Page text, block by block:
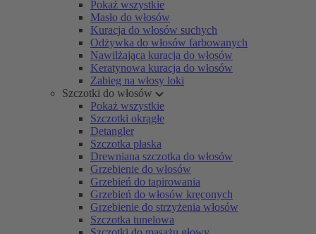
Pokaż wszystkie
Masło do włosów
Kuracja do włosów suchych
Odżywka do włosów farbowanych
Nawilżająca kuracja do włosów
Keratynowa kuracja do włosów
Zabieg na włosy loki
Szczotki do włosów
Pokaż wszystkie
Szczotki okrągłe
Detangler
Szczotka płaska
Drewniana szczotka do włosów
Grzebienie do włosów
Grzebień do tapirowania
Grzebień do włosów kręconych
Grzebienie do strzyżenia włosów
Szczotka tunelowa